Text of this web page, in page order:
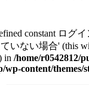
constant ログ
いない場合' (this
in /home/r0542812/
content/themes/